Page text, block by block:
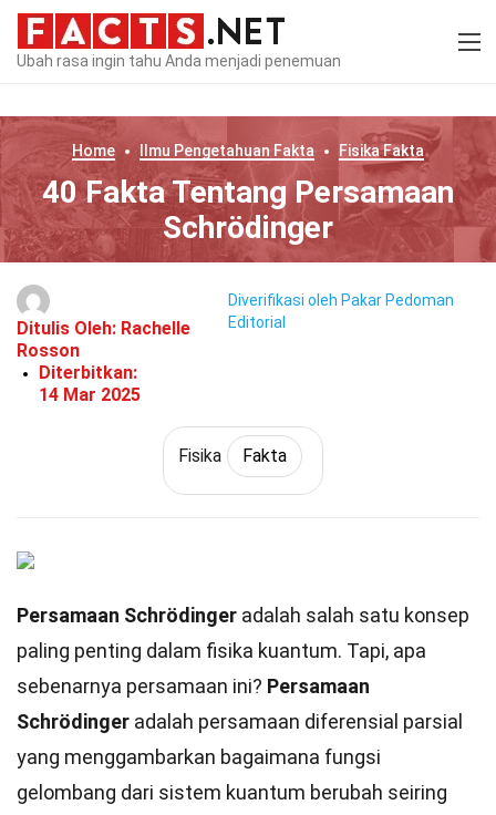
Ubah rasa ingin tahu Anda menjadi penemuan
Home Ilmu Pengetahuan Fakta FisikaFakta
40 Fakta Tentang Persamaan
Schrödinger
Ditulis Oleh: Rachelle
Rosson
Diterbitkan:
14 Mar 2025
Diverifikasi oleh Pakar Pedoman
Editorial
Fisika Fakta
Persamaan Schrödinger adalah salah satu konsep
paling penting dalam fisika kuantum. Tapi, apa
sebenarnya persamaan ini? Persamaan
Schrödinger adalah persamaan diferensial parsial
yang menggambarkan bagaimana fungsi
gelombang dari sistem kuantum berubah seiring